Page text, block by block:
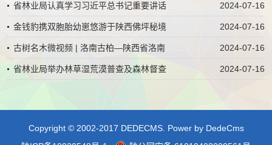
2024-07-16
省林业局认真学习习近平总书记重要讲话
2024-07-16
金钱豹携双胞胎幼崽悠游于陕西佛坪秘境
2024-07-16
古树名木微视频 | 洛南古柏—陕西省洛南
2024-07-16
省林业局举办林草湿荒漠普查及森林督查
Copyright © 2002-2017 DEDECMS. Power by DedeCms